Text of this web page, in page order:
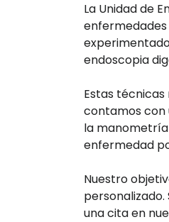
La Unidad de
endoscopia
Estas
contamos con
la
enfermedad
Nuestro
una cita en